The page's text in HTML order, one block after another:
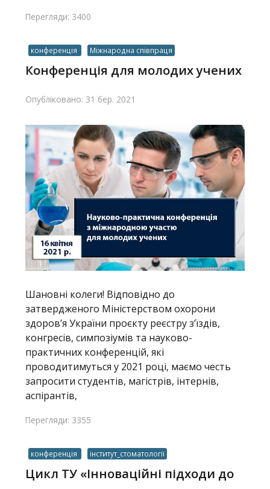
Перегляди: 3400
конференція Міжнародна співпраця
Конференція для молодих учених
Опубліковано: 31 бер. 2021
Шановні колеги! Відповідно до
затвердженого Міністерством охорони
здоров’я України проєкту реєстру з’їздів,
конгресів, симпозіумів та науково-
практичних конференцій, які
проводитимуться у 2021 році, маємо честь
запросити студентів, магістрів, інтернів,
аспірантів,
Перегляди: 3355
конференція інститут_стоматології
Цикл ТУ «Інноваційні підходи до